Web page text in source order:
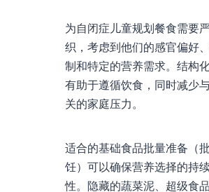
为自闭症儿童规划餐食需要
织，考虑到他们的感官偏好
制和特定的营养需求。结构
有助于遵循饮食，同时减少
关的家庭压力。
适合的基础食品批量准备（
饪）可以确保营养选择的持
性。隐藏的蔬菜泥、超级食